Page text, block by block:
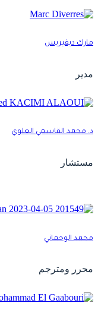
ديفيريس
محمد القاسمي العلوي
الوحماني
ومترجم